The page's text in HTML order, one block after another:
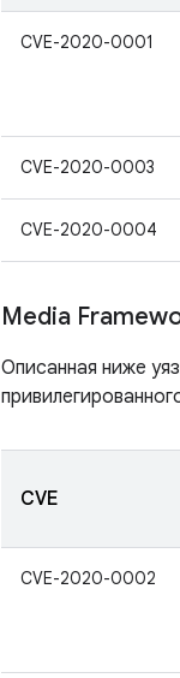
CVE-2020-0001
CVE-2020-0003
CVE-2020-0004
Media
Описанная ниже
CVE
CVE-2020-0002